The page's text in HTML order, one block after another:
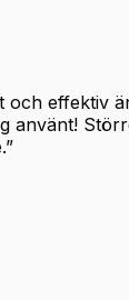
och effektiv
använt!
”